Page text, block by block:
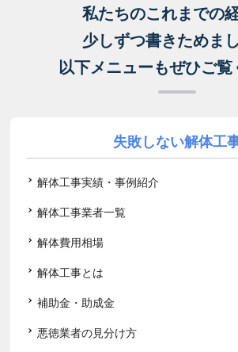
私たちのこれまでの
少しずつ書きためまし
以下メニューもぜひご覧
失敗しない解体工
解体工事実績・事例紹介
解体工事業者一覧
解体費用相場
解体工事とは
補助金・助成金
悪徳業者の見分け方